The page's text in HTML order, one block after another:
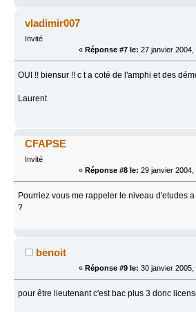
vladimir007
Invité
« Réponse #7 le: 27 janvier 2004,
OUI !! biensur !! c t a coté de l'amphi et des
Laurent
CFAPSE
Invité
« Réponse #8 le: 29 janvier 2004,
Pourriez vous me rappeler le niveau d'etudes
?
benoit
« Réponse #9 le: 30 janvier 2005,
pour être lieutenant c'est bac plus 3 donc